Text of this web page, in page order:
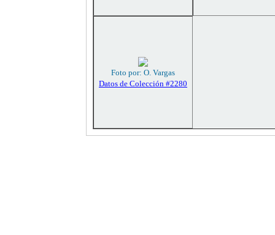
Foto por: O. Vargas
Datos de Colección #2280